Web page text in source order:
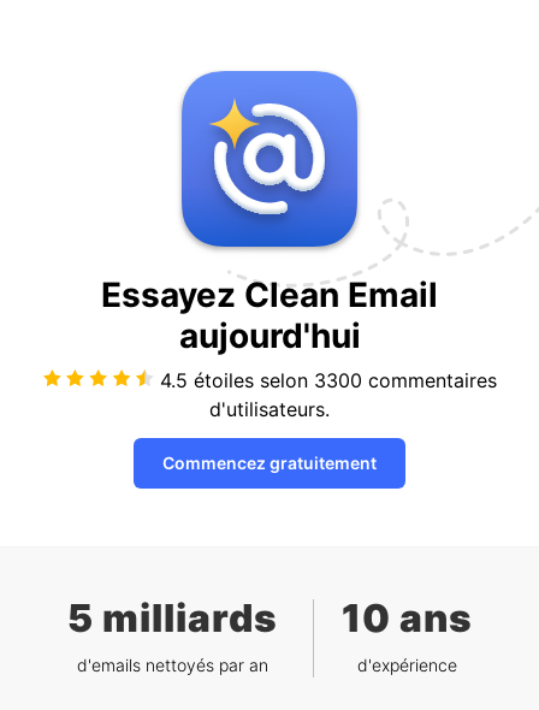
Essayez Clean Email
aujourd'hui
4.5 étoiles selon 3300 commentaires
d'utilisateurs.
Commencez gratuitement
5 milliards
d'emails nettoyés par an
10 ans
d'expérience